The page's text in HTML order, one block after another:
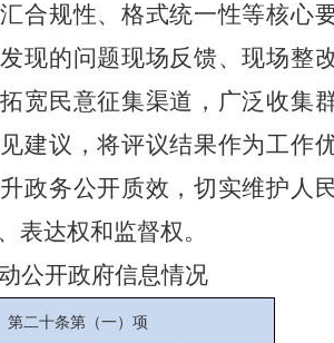
合规性、格式统一性等核心
现的问题现场反馈、现场整
宽民意征集渠道，广泛收集
建议，将评议结果作为工作
政务公开质效，切实维护人
表达权和监督权。
公开政府信息情况
第二十条第（一）项